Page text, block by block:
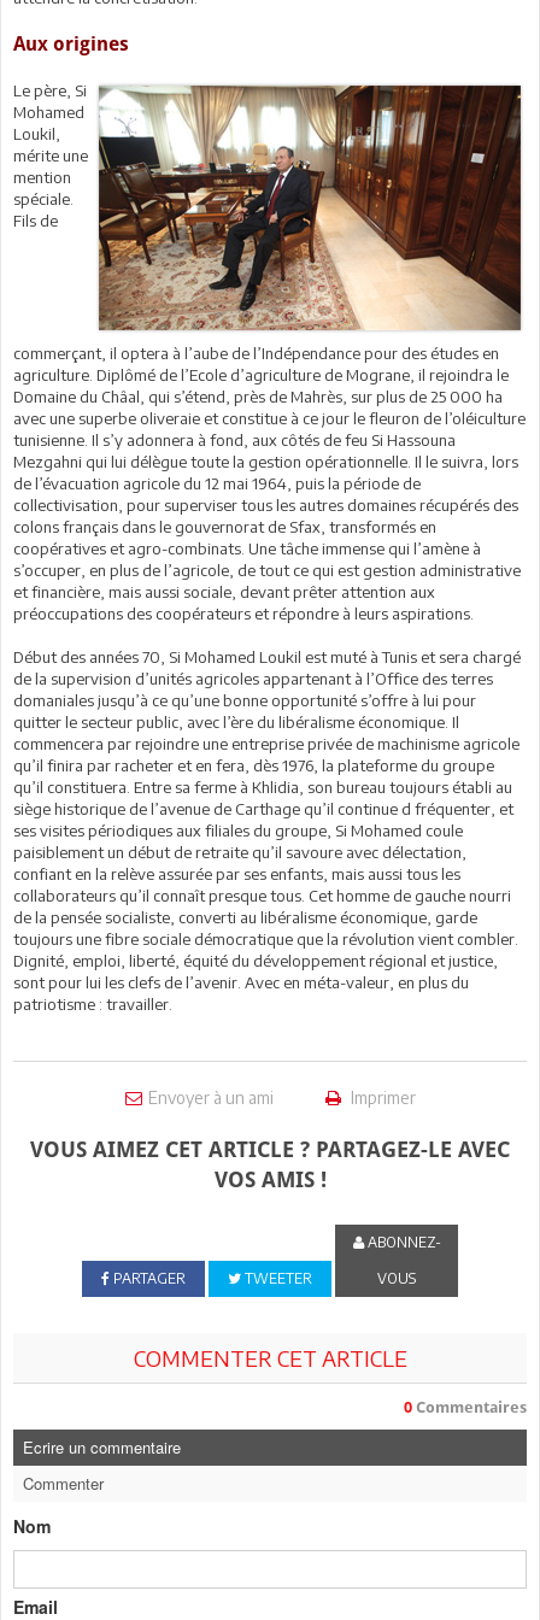
Aux origines
Le père, Si
Mohamed
Loukil,
mérite une
mention
spéciale.
Fils de
commerçant, il optera à l’aube de l’Indépendance pour des études en
agriculture. Diplômé de l’Ecole d’agriculture de Mograne, il rejoindra le
Domaine du Châal, qui s’étend, près de Mahrès, sur plus de 25 000 ha
avec une superbe oliveraie et constitue à ce jour le fleuron de l’oléiculture
tunisienne. Il s’y adonnera à fond, aux côtés de feu Si Hassouna
Mezgahni qui lui délègue toute la gestion opérationnelle. Il le suivra, lors
de l’évacuation agricole du 12 mai 1964, puis la période de
collectivisation, pour superviser tous les autres domaines récupérés des
colons français dans le gouvernorat de Sfax, transformés en
coopératives et agro-combinats. Une tâche immense qui l’amène à
s’occuper, en plus de l’agricole, de tout ce qui est gestion administrative
et financière, mais aussi sociale, devant prêter attention aux
préoccupations des coopérateurs et répondre à leurs aspirations.
Début des années 70, Si Mohamed Loukil est muté à Tunis et sera chargé
de la supervision d’unités agricoles appartenant à l’Office des terres
domaniales jusqu’à ce qu’une bonne opportunité s’offre à lui pour
quitter le secteur public, avec l’ère du libéralisme économique. Il
commencera par rejoindre une entreprise privée de machinisme agricole
qu’il finira par racheter et en fera, dès 1976, la plateforme du groupe
qu’il constituera. Entre sa ferme à Khlidia, son bureau toujours établi au
siège historique de l’avenue de Carthage qu’il continue d fréquenter, et
ses visites périodiques aux filiales du groupe, Si Mohamed coule
paisiblement un début de retraite qu’il savoure avec délectation,
confiant en la relève assurée par ses enfants, mais aussi tous les
collaborateurs qu’il connaît presque tous. Cet homme de gauche nourri
de la pensée socialiste, converti au libéralisme économique, garde
toujours une fibre sociale démocratique que la révolution vient combler.
Dignité, emploi, liberté, équité du développement régional et justice,
sont pour lui les clefs de l’avenir. Avec en méta-valeur, en plus du
patriotisme : travailler.
Envoyer à un ami Imprimer
VOUS AIMEZ CET ARTICLE ? PARTAGEZ-LE AVEC
VOS AMIS !
PARTAGER TWEETER
ABONNEZ-
VOUS
COMMENTER CET ARTICLE
0 Commentaires
Ecrire un commentaire
Commenter
Nom
Email